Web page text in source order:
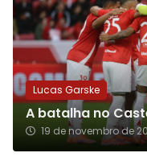
Lucas Garske
A batalha no
19 de novembro de